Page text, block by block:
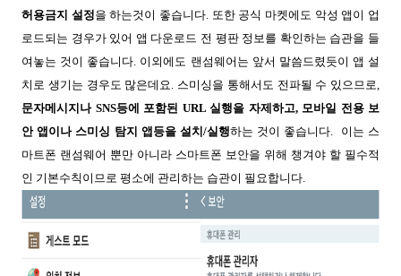
허용금지 설정을 하는것이 좋습니다. 또한 공식 마켓에도 악성 앱이 업
로드되는 경우가 있어 앱 다운로드 전 평판 정보를 확인하는 습관을 들
여놓는 것이 좋습니다. 이외에도 랜섬웨어는 앞서 말씀드렸듯이 앱 설
치로 생기는 경우도 많은데요. 스미싱을 통해서도 전파될 수 있으므로,
문자메시지나SNS등에 포함된 URL 실행을 자제하고, 모바일 전용 보
안 앱이나 스미싱 탐지 앱등을 설치 /실행하는 것이 좋습니다. 이는 스
마트폰 랜섬웨어 뿐만 아니라 스마트폰 보안을 위해 챙겨야 할 필수적
인 기본수칙이므로 평소에 관리하는 습관이 필요합니다.